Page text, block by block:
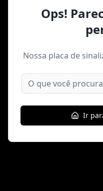
Ops!
Nossa placa de
Ir